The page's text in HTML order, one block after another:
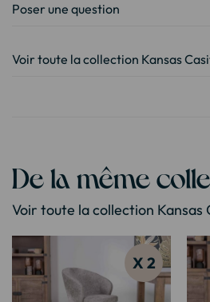
Poser une question
Voir toute la collection Kansas
De la même
Voir toute la collection Kansas
X 2